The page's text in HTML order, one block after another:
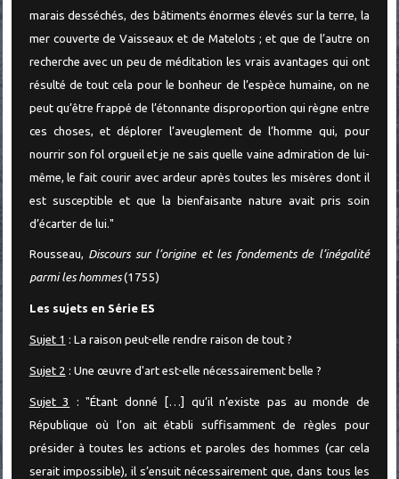
marais desséchés, des bâtiments énormes élevés sur la terre, la
mer couverte de Vaisseaux et de Matelots ; et que de l’autre on
recherche avec un peu de méditation les vrais avantages qui ont
résulté de tout cela pour le bonheur de l’espèce humaine, on ne
peut qu’être frappé de l’étonnante disproportion qui règne entre
ces choses, et déplorer l’aveuglement de l’homme qui, pour
nourrir son fol orgueil et je ne sais quelle vaine admiration de lui-
même, le fait courir avec ardeur après toutes les misères dont il
est susceptible et que la bienfaisante nature avait pris soin
d’écarter de lui."
Rousseau, Discours sur l’origine et les fondements de l’inégalité
parmi les hommes(1755)
Les sujets en Série ES
Sujet 1 : La raison peut-elle rendre raison de tout ?
Sujet 2 : Une œuvre d'art est-elle nécessairement belle ?
Sujet 3
: "Étant donné […] qu’il n’existe pas au monde de
République où l’on ait établi suffisamment de règles pour
présider à toutes les actions et paroles des hommes (car cela
serait impossible), il s’ensuit nécessairement que, dans tous les